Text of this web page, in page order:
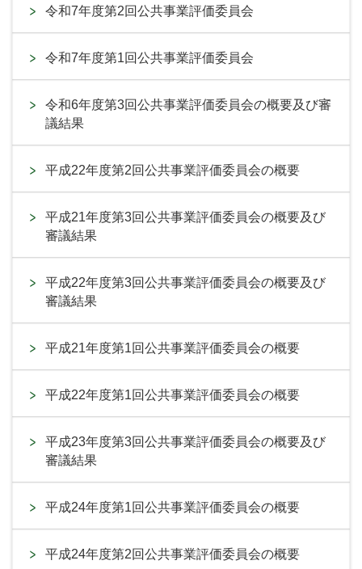
令和7年度第2回公共事業評価委員会
令和7年度第1回公共事業評価委員会
令和6年度第3回公共事業評価委員会の概要及び審
議結果
平成22年度第2回公共事業評価委員会の概要
平成21年度第3回公共事業評価委員会の概要及び
審議結果
平成22年度第3回公共事業評価委員会の概要及び
審議結果
平成21年度第1回公共事業評価委員会の概要
平成22年度第1回公共事業評価委員会の概要
平成23年度第3回公共事業評価委員会の概要及び
審議結果
平成24年度第1回公共事業評価委員会の概要
平成24年度第2回公共事業評価委員会の概要